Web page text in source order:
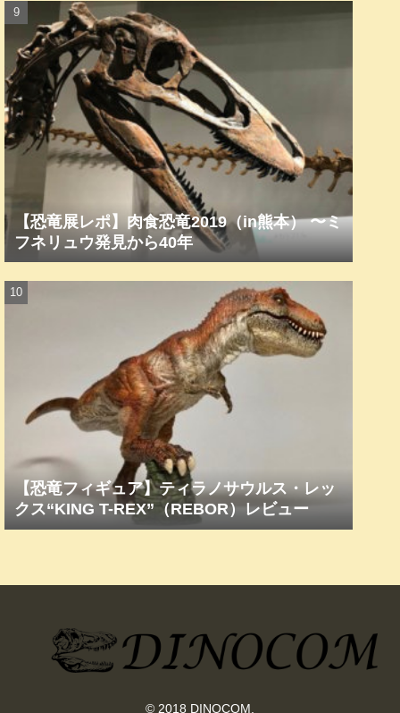
【恐竜展レポ】肉食恐竜2019（in熊本） 〜ミ
フネリュウ発見から40年
【恐竜フィギュア】ティラノサウルス・レッ
クス“KING T-REX”（REBOR）レビュー
© 2018 DINOCOM.